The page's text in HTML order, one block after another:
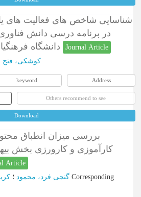
شناسایی شاخص های فعالیت های
در برنامه درسی دانش
Journal Article
کوشکی، فتح
keyword Address
Others recommend to see
Download
بررسی میزان انطباق
کارآموزی و کارورزی بخش
Article
گنجی فرد، محمود ؛
Corresponding